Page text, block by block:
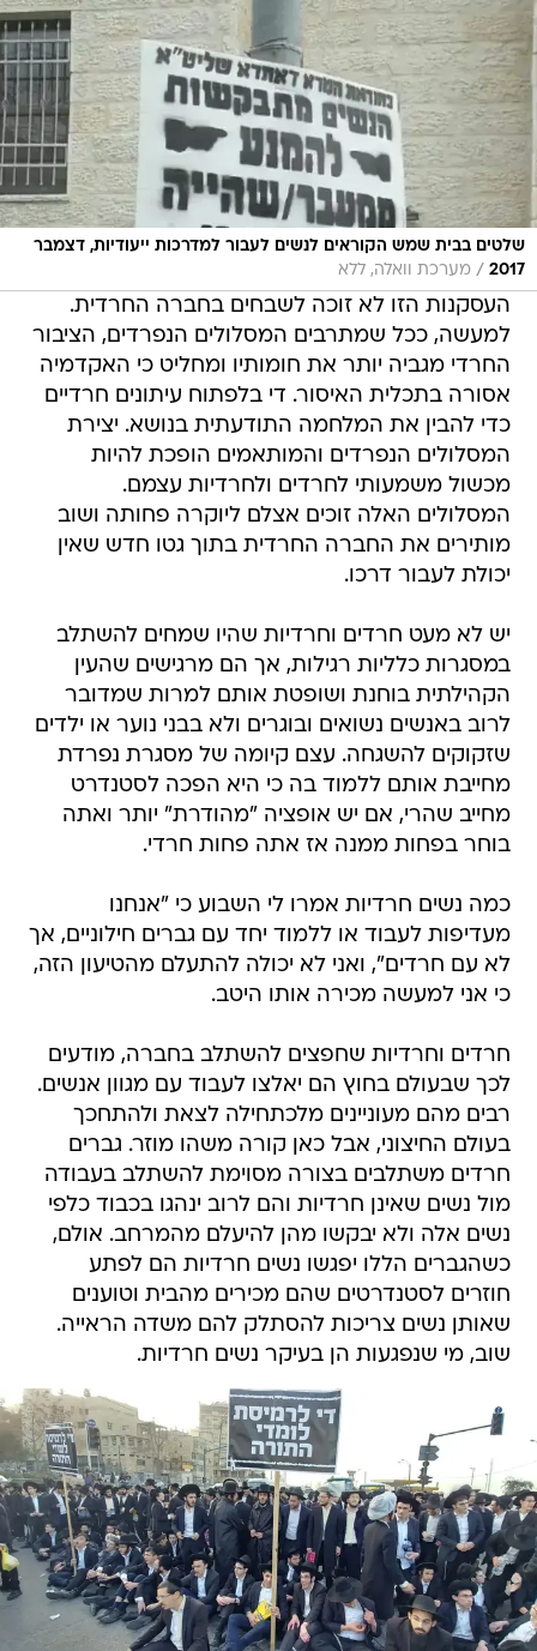
שלטים בבית שמש הקוראים לנשים לעבור למדרכות ייעודיות, דצמבר
2017
/ מערכת וואלה, ללא
העסקנות הזו לא זוכה לשבחים בחברה החרדית.
למעשה, ככל שמתרבים המסלולים הנפרדים, הציבור
החרדי מגביה יותר את חומותיו ומחליט כי האקדמיה
אסורה בתכלית האיסור. די בלפתוח עיתונים חרדיים
כדי להבין את המלחמה התודעתית בנושא. יצירת
המסלולים הנפרדים והמותאמים הופכת להיות
מכשול משמעותי לחרדים ולחרדיות עצמם.
המסלולים האלה זוכים אצלם ליוקרה פחותה ושוב
מותירים את החברה החרדית בתוך גטו חדש שאין
יכולת לעבור דרכו.
יש לא מעט חרדים וחרדיות שהיו שמחים להשתלב
במסגרות כלליות רגילות, אך הם מרגישים שהעין
הקהילתית בוחנת ושופטת אותם למרות שמדובר
לרוב באנשים נשואים ובוגרים ולא בבני נוער או ילדים
שזקוקים להשגחה. עצם קיומה של מסגרת נפרדת
מחייבת אותם ללמוד בה כי היא הפכה לסטנדרט
מחייב שהרי, אם יש אופציה "מהודרת" יותר ואתה
בוחר בפחות ממנה אז אתה פחות חרדי.
כמה נשים חרדיות אמרו לי השבוע כי "אנחנו
מעדיפות לעבוד או ללמוד יחד עם גברים חילוניים, אך
לא עם חרדים", ואני לא יכולה להתעלם מהטיעון הזה,
כי אני למעשה מכירה אותו היטב.
חרדים וחרדיות שחפצים להשתלב בחברה, מודעים
לכך שבעולם בחוץ הם יאלצו לעבוד עם מגוון אנשים.
רבים מהם מעוניינים מלכתחילה לצאת ולהתחכך
בעולם החיצוני, אבל כאן קורה משהו מוזר. גברים
חרדים משתלבים בצורה מסוימת להשתלב בעבודה
מול נשים שאינן חרדיות והם לרוב ינהגו בכבוד כלפי
נשים אלה ולא יבקשו מהן להיעלם מהמרחב. אולם,
כשהגברים הללו יפגשו נשים חרדיות הם לפתע
חוזרים לסטנדרטים שהם מכירים מהבית וטוענים
שאותן נשים צריכות להסתלק להם משדה הראייה.
שוב, מי שנפגעות הן בעיקר נשים חרדיות.